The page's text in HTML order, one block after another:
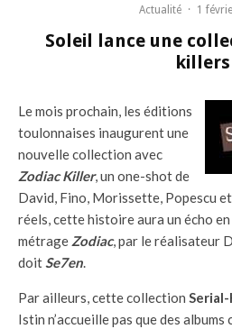
Actualité · 1
Soleil lance une
killers
Le mois prochain, les éditions
toulonnaises inaugurent une
nouvelle collection avec
Zodiac Killer, un one-shot de
David, Fino, Morissette, Popescu
réels, cette histoire aura un écho
métrage Zodiac, par le réalisateur
doitSe7en.
Par ailleurs, cette collection
Istin n’accueille pas que des